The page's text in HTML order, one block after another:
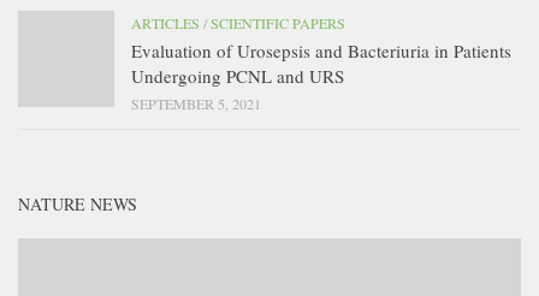
ARTICLES /SCIENTIFIC PAPERS
Evaluation of Urosepsis and Bacteriuria in Patients
Undergoing PCNL and URS
SEPTEMBER 5, 2021
NATURE NEWS